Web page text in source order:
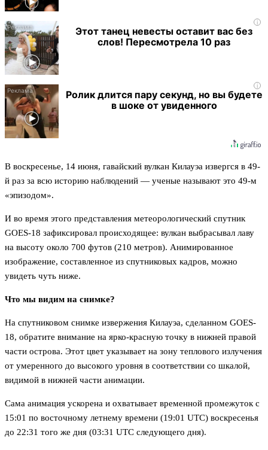
i
Этот танец невесты оставит вас без
слов! Пересмотрела 10 раз
i
Ролик длится пару секунд, но вы будете
в шоке от увиденного
В воскресенье, 14 июня, гавайский вулкан Килауэа извергся в 49-
й раз за всю историю наблюдений — ученые называют это 49-м
«эпизодом».
И во время этого представления метеорологический спутник
GOES-18 зафиксировал происходящее: вулкан выбрасывал лаву
на высоту около 700 футов (210 метров). Анимированное
изображение, составленное из спутниковых кадров, можно
увидеть чуть ниже.
Что мы видим на снимке?
На спутниковом снимке извержения Килауэа, сделанном GOES-
18, обратите внимание на ярко-красную точку в нижней правой
части острова. Этот цвет указывает на зону теплового излучения
от умеренного до высокого уровня в соответствии со шкалой,
видимой в нижней части анимации.
Сама анимация ускорена и охватывает временной промежуток с
15:01 по восточному летнему времени (19:01 UTC) воскресенья
до 22:31 того же дня (03:31 UTC следующего дня).